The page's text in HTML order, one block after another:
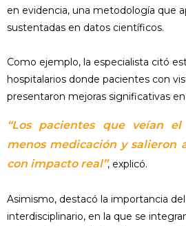
en evidencia, una metodología que
sustentadas en datos científicos.
Como ejemplo, la especialista citó
hospitalarios donde pacientes con
presentaron mejoras significativas
“Los pacientes que veían
menos medicación y salieron
con impacto real”, explicó.
Asimismo, destacó la importancia
interdisciplinario, en la que se